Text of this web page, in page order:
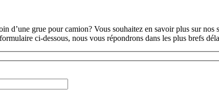
d’une grue pour camion? Vous souhaitez en savoir plus sur nos
ci-dessous, nous vous répondrons dans les plus brefs